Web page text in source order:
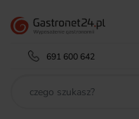
691 600 642